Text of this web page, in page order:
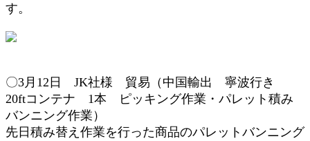
す。
〇3月12 日 JK社様 貿易（中国輸出 寧波行き
20ftコンテナ 1本 ピッキング作業 ・パレット 積み
バンニング作業 ）
先日積み替え作業を行った商品のパレットバンニング